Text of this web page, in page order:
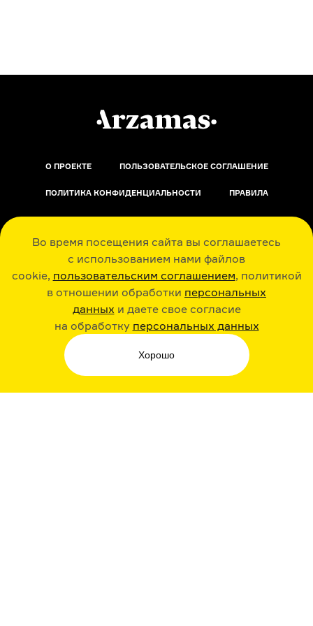
Во время посещения сайта вы соглашаетесь
с использованием нами файлов
cookie, пользовательским соглашением, политикой
в отношении обработки персональных
данных и даете свое согласие
на обработку персональных данных
Хорошо
О ПРОЕКТЕ ПОЛЬЗОВАТЕЛЬСКОЕ СОГЛАШЕНИЕ
ПОЛИТИКА КОНФИДЕНЦИАЛЬНОСТИ ПРАВИЛА
ОБРАТНАЯ СВЯЗЬ
РАДИО ARZAMAS ГУСЬГУСЬ
СТИКЕРЫ ARZAMAS